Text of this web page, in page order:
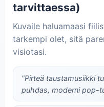
tarvittaessa)
Kuvaile haluamaasi
tarkempi olet, sitä
visiotasi.
"Pirteä taustamusiikki
puhdas, moderni pop-